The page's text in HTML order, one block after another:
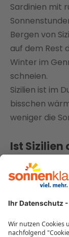
Sardinien mit
Bergen von
auf dem Rest
Winter im
schneien.
Sizilien ist im
bisschen
weniger die
Ist Sizilien
Der
25.711 km² ist
ist dafür rund